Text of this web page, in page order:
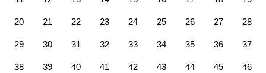
20 21 22 23 24 25 26 27 28
29 30 31 32 33 34 35 36 37
38 39 40 41 42 43 44 45 46